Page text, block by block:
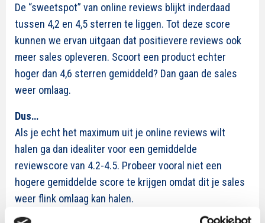
De “sweetspot” van online reviews blijkt inderdaad
tussen 4,2 en 4,5 sterren te liggen. Tot deze score
kunnen we ervan uitgaan dat positievere reviews ook
meer sales opleveren. Scoort een product echter
hoger dan 4,6 sterren gemiddeld? Dan gaan de sales
weer omlaag.
Dus…
Als je echt het maximum uit je online reviews wilt
halen ga dan idealiter voor een gemiddelde
reviewscore van 4.2-4.5. Probeer vooral niet een
hogere gemiddelde score te krijgen omdat dit je sales
weer flink omlaag kan halen.